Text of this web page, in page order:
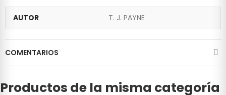
AUTOR T. J. PAYNE
COMENTARIOS
Productos de la misma categoría